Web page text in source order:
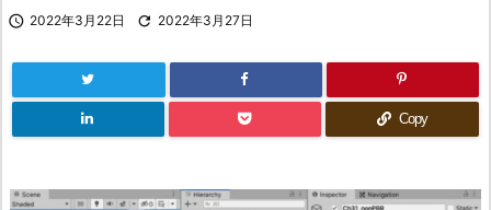
 2022年3月22日  2022年3月27日
Copy